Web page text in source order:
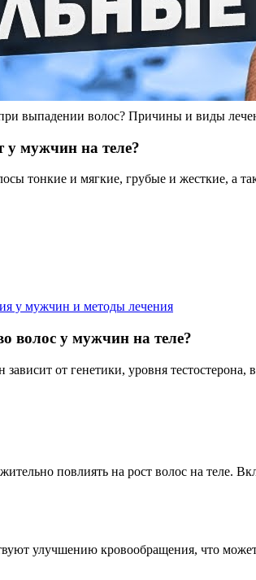
выпадении волос? Причины и виды
мужчин на теле?
тонкие и мягкие, грубые и жесткие, а
у мужчин и методы лечения
волос у мужчин на теле?
от генетики, уровня
повлиять на рост волос на теле.
улучшению кровообращения, что